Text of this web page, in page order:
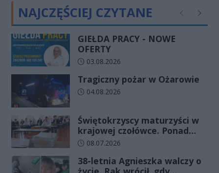
NAJCZĘŚCIEJ CZYTANE Poprzednie
GIEŁDA PRACY - NOWE
OFERTY
Data dodania artykułu:
03.08.2026
Tragiczny pożar w Ożarowie
Data dodania artykułu:
04.08.2026
Świętokrzyscy maturzyści w
krajowej czołówce. Ponad
83% zdało egzamin już w
Data dodania artykułu:
08.07.2026
38-letnia Agnieszka walczy o